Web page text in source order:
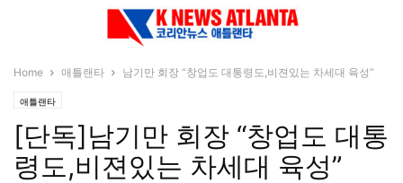
Home 애틀랜타 남기만 회장 “창업도 대통령도,비젼있는 차세대 육성”
애틀랜타
[단독]남기만 회장 “창업도 대통
령도,비젼있는 차세대 육성”